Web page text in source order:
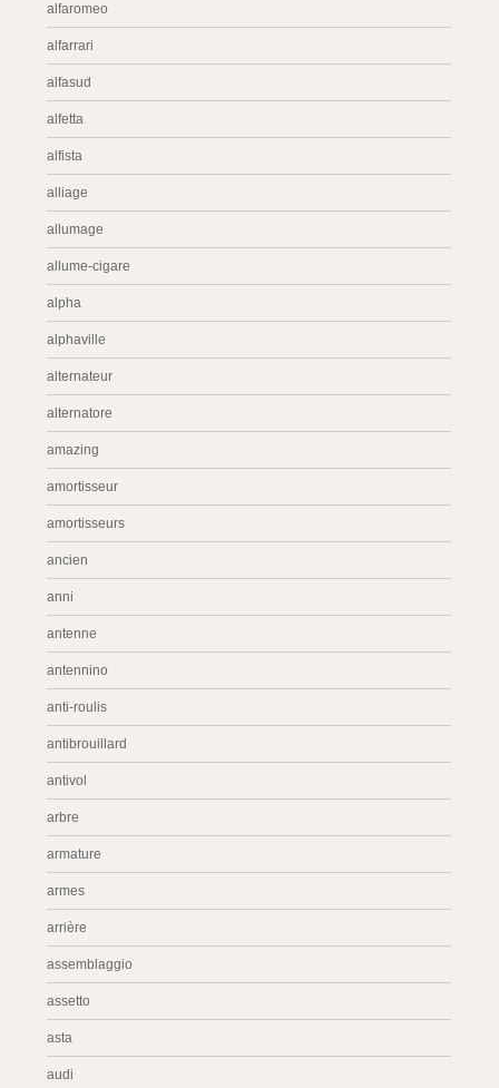
alfaromeo
alfarrari
alfasud
alfetta
alfista
alliage
allumage
allume-cigare
alpha
alphaville
alternateur
alternatore
amazing
amortisseur
amortisseurs
ancien
anni
antenne
antennino
anti-roulis
antibrouillard
antivol
arbre
armature
armes
arrière
assemblaggio
assetto
asta
audi